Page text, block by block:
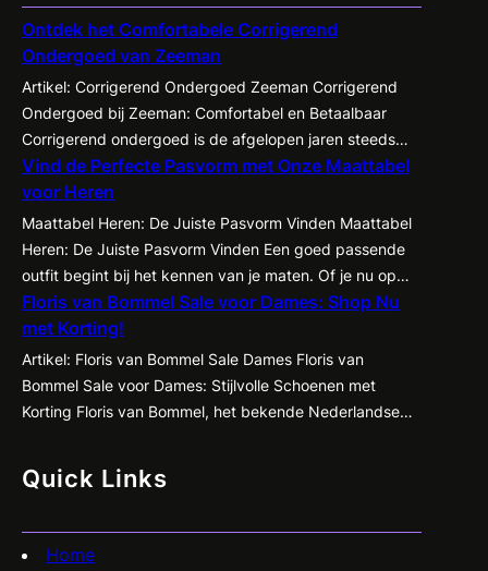
Ontdek het Comfortabele Corrigerend
Ondergoed van Zeeman
Artikel: Corrigerend Ondergoed Zeeman Corrigerend
Ondergoed bij Zeeman: Comfortabel en Betaalbaar
Corrigerend ondergoed is de afgelopen jaren steeds
populairder geworden onder zowel mannen als
vrouwen. Het biedt de mogelijkheid om je figuur op een
subtiele manier te accentueren en te corrigeren,
waardoor kleding beter tot zijn recht komt en je
zelfvertrouwen een boost krijgt. Een…
Vind de Perfecte Pasvorm met Onze Maattabel
voor Heren
Maattabel Heren: De Juiste Pasvorm Vinden Maattabel
Heren: De Juiste Pasvorm Vinden Een goed passende
outfit begint bij het kennen van je maten. Of je nu op
zoek bent naar een nieuw pak, een casual shirt of een
paar jeans, het is essentieel om te weten welke maat
het beste bij jou past. Met de…
Floris van Bommel Sale voor Dames: Shop Nu
met Korting!
Artikel: Floris van Bommel Sale Dames Floris van
Bommel Sale voor Dames: Stijlvolle Schoenen met
Korting Floris van Bommel, het bekende Nederlandse
dames! Ben je op zoek naar stijlvolle en comfortabele
Quick Links
Home